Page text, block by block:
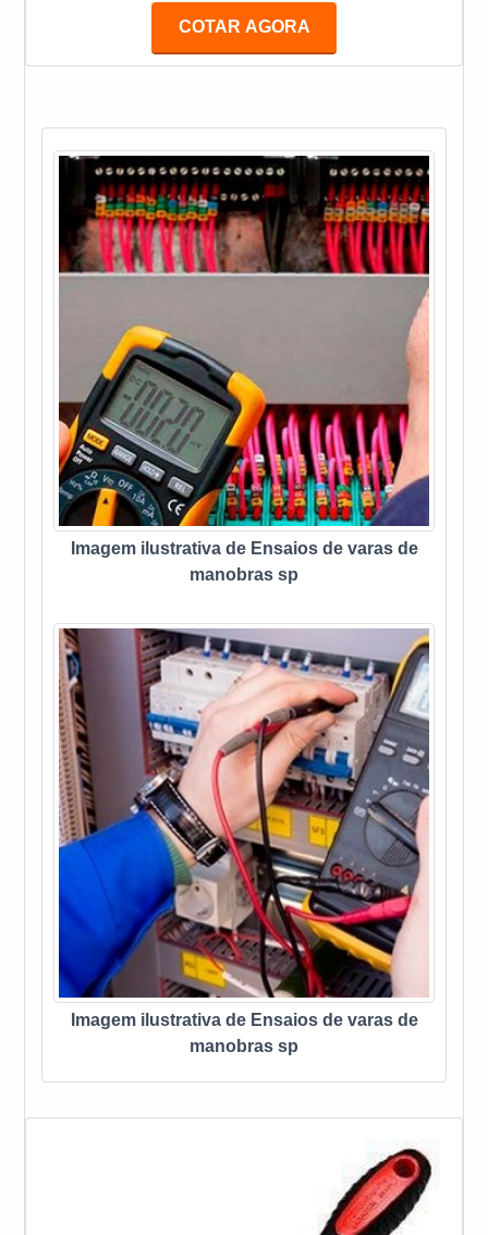
são utilizadas por profissionais que trabalham em
áreas de risco e energizadas. Entre essas
O SERVIÇOAs ferramentas isoladas são indicadas
para traba
COTAR AGORA
Imagem ilustrativa de Ensaios de varas de
manobras sp
Imagem ilustrativa de Ensaios de varas de
manobras sp